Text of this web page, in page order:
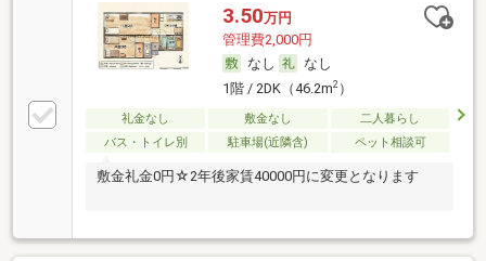
3.50万円
管理費2,000円
なし
なし
1階 / 2DK（46.2m2）
礼金なし 敷金なし
二人暮らし
バス・トイレ別
駐車場(近隣含) ペット相談可
敷金礼金0円☆2年後家賃40000円に変更となります